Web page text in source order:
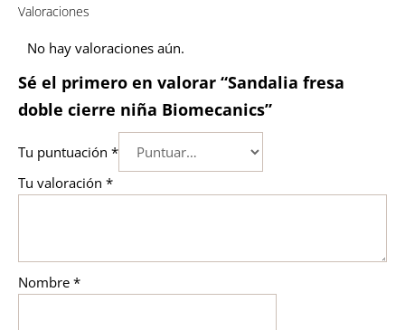
Valoraciones
No hay valoraciones aún.
Sé el primero en valorar “Sandalia fresa
doble cierre niña Biomecanics”
Tu puntuación *
Tu valoración *
Nombre *